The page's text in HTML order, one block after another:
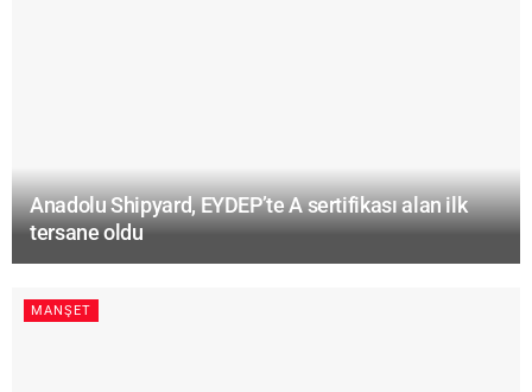
Anadolu Shipyard, EYDEP’te A sertifikası alan ilk
tersane oldu
MANŞET